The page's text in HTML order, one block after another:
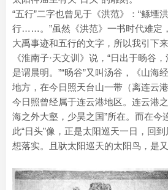
“五行”二字也曾见于《洪范》：“鲧堙
行……。”虽然《洪范》一书时代难定
大禹事迹和五行的文字，所以我引下
《淮南子·天文训》说，“日出于旸谷
是谓晨明。”“旸谷”又叫汤谷，《山海
地方，在今日照天台山一带（离连云
今日照曾经属于连云港地区。连云港
海之外大壑，少昊之国”所在。而在今
此“日头”像，正是太阳巡天一日，回
想落实。且驮太阳巡天的太阳鸟，是又